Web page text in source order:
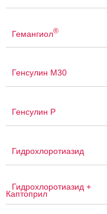
Гемангиол®
Генсулин М30
Генсулин Р
Гидрохлоротиазид
Гидрохлоротиазид +
Каптоприл